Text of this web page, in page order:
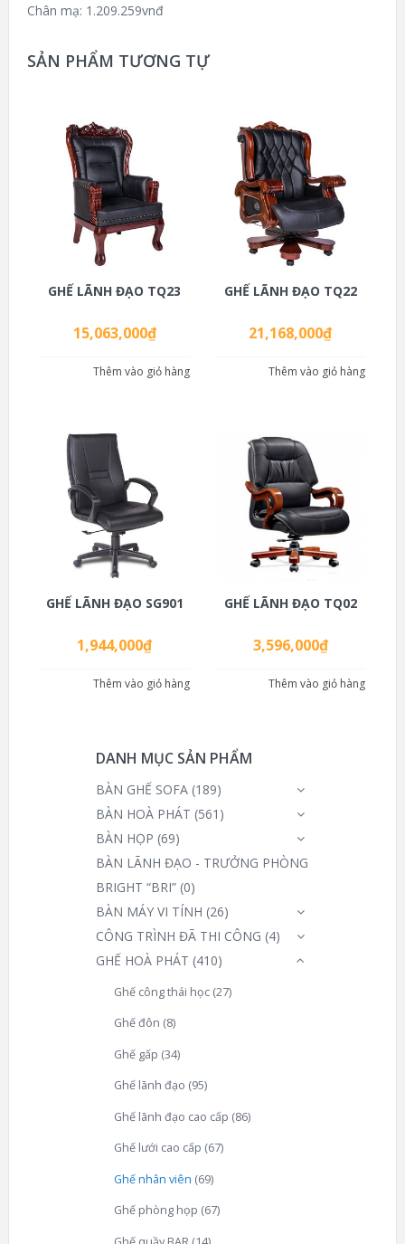
Chân mạ: 1.209.259vnđ
SẢN PHẨM TƯƠNG TỰ
GHẾ LÃNH ĐẠO TQ23
15,063,000₫
Thêm vào giỏ hàng
GHẾ LÃNH ĐẠO TQ22
21,168,000₫
Thêm vào giỏ hàng
GHẾ LÃNH ĐẠO SG901
1,944,000₫
Thêm vào giỏ hàng
GHẾ LÃNH ĐẠO TQ02
3,596,000₫
Thêm vào giỏ hàng
DANH MỤC SẢN PHẨM
BÀN GHẾ SOFA (189)
BÀN HOÀ PHÁT (561)
BÀN HỌP (69)
BÀN LÃNH ĐẠO - TRƯỞNG PHÒNG
BRIGHT “BRI” (0)
BÀN MÁY VI TÍNH (26)
CÔNG TRÌNH ĐÃ THI CÔNG (4)
GHẾ HOÀ PHÁT (410)
Ghế công thái học (27)
Ghế đôn (8)
Ghế gấp (34)
Ghế lãnh đạo (95)
Ghế lãnh đạo cao cấp (86)
Ghế lưới cao cấp (67)
Ghế nhân viên (69)
Ghế phòng họp (67)